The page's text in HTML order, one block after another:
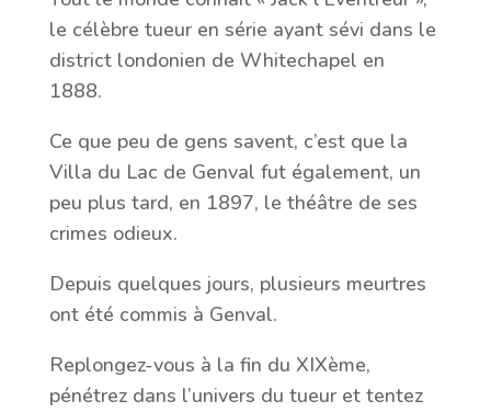
le célèbre tueur en série ayant sévi dans le
district londonien de Whitechapel en
1888.
Ce que peu de gens savent, c’est que la
Villa du Lac de Genval fut également, un
peu plus tard, en 1897, le théâtre de ses
crimes odieux.
Depuis quelques jours, plusieurs meurtres
ont été commis à Genval.
Replongez-vous à la fin du XIXème,
pénétrez dans l’univers du tueur et tentez